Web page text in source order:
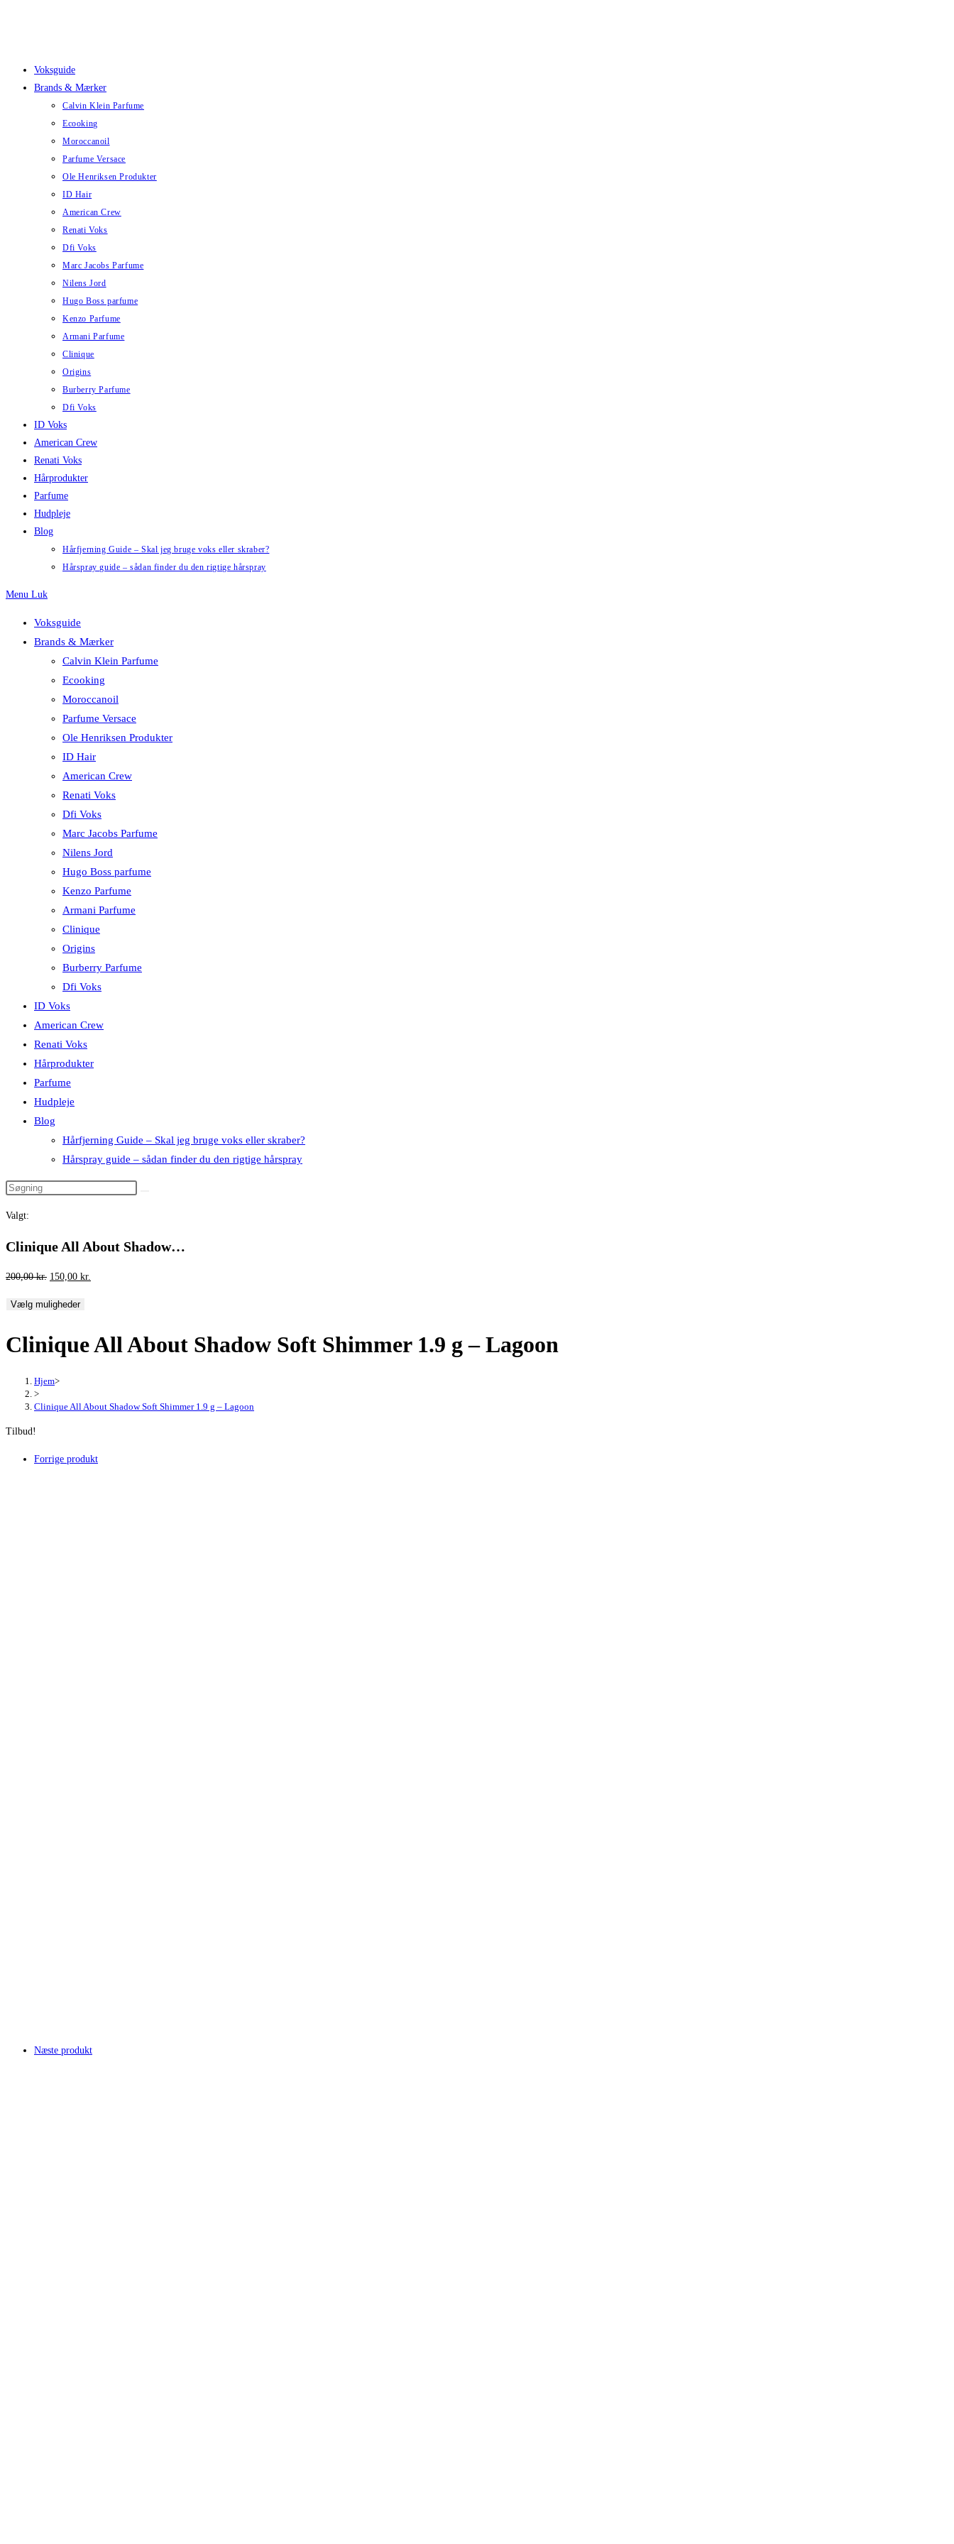
Voksguide
Brands & Mærker
Calvin Klein Parfume
Ecooking
Moroccanoil
Parfume Versace
Ole Henriksen Produkter
ID Hair
American Crew
Renati Voks
Dfi Voks
Marc Jacobs Parfume
Nilens Jord
Hugo Boss parfume
Kenzo Parfume
Armani Parfume
Clinique
Origins
Burberry Parfume
Dfi Voks
ID Voks
American Crew
Renati Voks
Hårprodukter
Parfume
Hudpleje
Blog
Hårfjerning Guide – Skal jeg bruge voks eller skraber?
Hårspray guide – sådan finder du den rigtige hårspray
Menu Luk
Voksguide
Brands & Mærker
Calvin Klein Parfume
Ecooking
Moroccanoil
Parfume Versace
Ole Henriksen Produkter
ID Hair
American Crew
Renati Voks
Dfi Voks
Marc Jacobs Parfume
Nilens Jord
Hugo Boss parfume
Kenzo Parfume
Armani Parfume
Clinique
Origins
Burberry Parfume
Dfi Voks
ID Voks
American Crew
Renati Voks
Hårprodukter
Parfume
Hudpleje
Blog
Hårfjerning Guide – Skal jeg bruge voks eller skraber?
Hårspray guide – sådan finder du den rigtige hårspray
Valgt:
Clinique All About Shadow…
200,00kr. Den
pris
200,00 kr..
150,00 kr.
150,00 kr..
Vælg muligheder
Clinique All About Shadow Soft Shimmer 1.9 g – Lagoon
Hjem>
>
Clinique All About Shadow Soft Shimmer 1.9 g – Lagoon
Tilbud!
Forrige produkt
Næste produkt